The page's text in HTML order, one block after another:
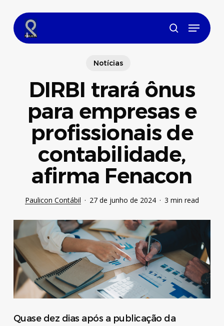
main
content
search
Menu
Notícias
DIRBI trará ônus
para empresas e
profissionais de
contabilidade,
afirma Fenacon
Paulicon Contábil 27 de junho de 2024 3 min read
Quase dez dias após a publicação da